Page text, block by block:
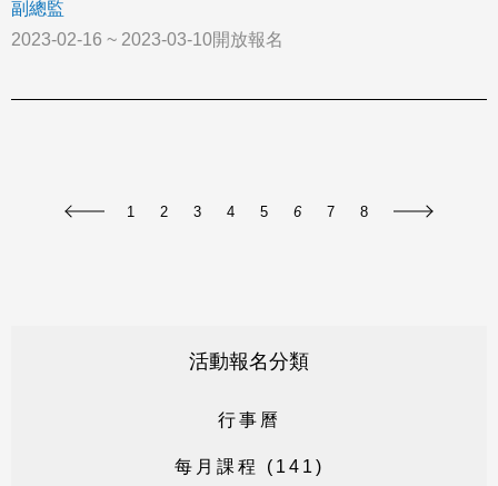
副總監
2023-02-16 ~ 2023-03-10開放報名
1 2 3 4 5 6 7 8
活動報名分類
行事 曆
每 月 課 程 ( 1 4 1 )